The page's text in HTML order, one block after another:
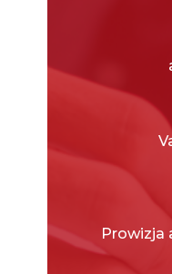
Prowizja